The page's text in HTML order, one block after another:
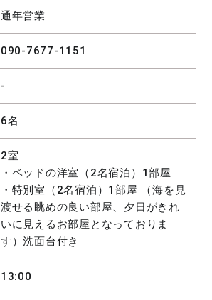
通年営業
090-7677-1151
-
6名
2室
・ベッドの洋室（2名宿泊）1部屋
・特別室（2名宿泊）1部屋 （海を見
渡せる眺めの良い部屋、夕日がきれ
いに見えるお部屋となっておりま
す）洗面台付き
13:00